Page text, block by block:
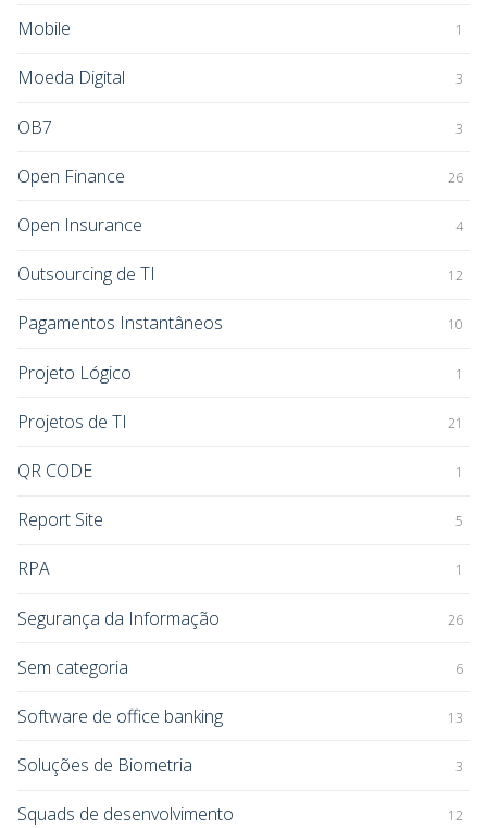
Mobile 1
Moeda Digital 3
OB7 3
Open Finance 26
Open Insurance 4
Outsourcing de TI 12
Pagamentos Instantâneos 10
Projeto Lógico 1
Projetos de TI 21
QR CODE 1
Report Site 5
RPA 1
Segurança da Informação 26
Sem categoria 6
Software de office banking 13
Soluções de Biometria 3
Squads de desenvolvimento 12